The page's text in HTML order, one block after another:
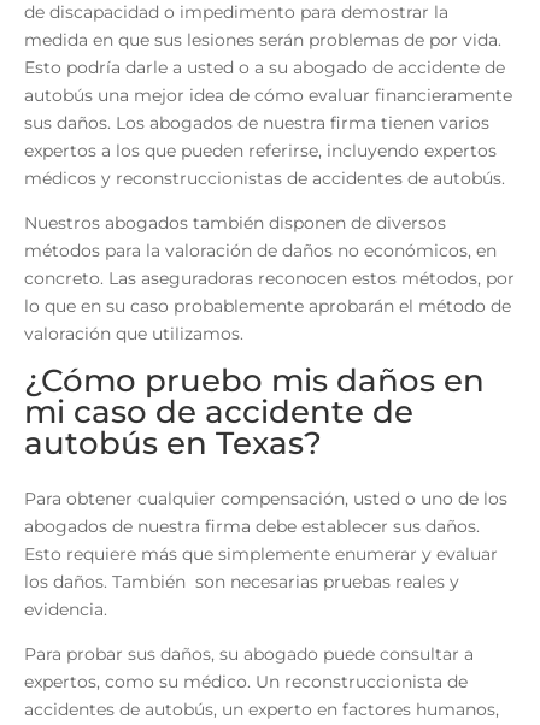
de discapacidad o impedimento para demostrar la
medida en que sus lesiones serán problemas de por vida.
Esto podría darle a usted o a su abogado de accidente de
autobús una mejor idea de cómo evaluar financieramente
sus daños. Los abogados de nuestra firma tienen varios
expertos a los que pueden referirse, incluyendo expertos
médicos y reconstruccionistas de accidentes de autobús.
Nuestros abogados también disponen de diversos
métodos para la valoración de daños no económicos, en
concreto. Las aseguradoras reconocen estos métodos, por
lo que en su caso probablemente aprobarán el método de
valoración que utilizamos.
¿Cómo pruebo mis daños en
mi caso de accidente de
autobús en Texas?
Para obtener cualquier compensación, usted o uno de los
abogados de nuestra firma debe establecer sus daños.
Esto requiere más que simplemente enumerar y evaluar
los daños. También son necesarias pruebas reales y
evidencia.
Para probar sus daños, su abogado puede consultar a
expertos, como su médico. Un reconstruccionista de
accidentes de autobús, un experto en factores humanos,